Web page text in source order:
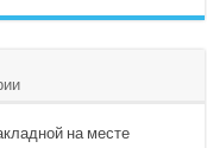
на месте